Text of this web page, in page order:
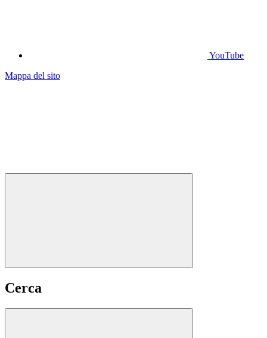
YouTube
Mappa del sito
Cerca